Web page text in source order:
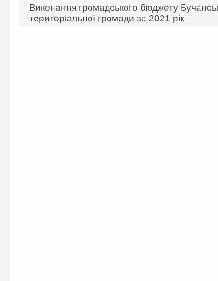
Виконання громадського бюджету
територіальної громади за 2021 рік